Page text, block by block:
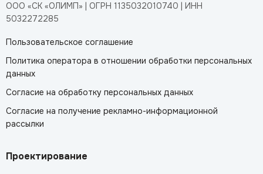
ООО «СК «ОЛИМП» | ОГРН 1135032010740 | ИНН
5032272285
Пользовательское соглашение
Политика оператора в отношении обработки персональных
данных
Согласие на обработку персональных данных
Согласие на получение рекламно-информационной
рассылки
Проектирование